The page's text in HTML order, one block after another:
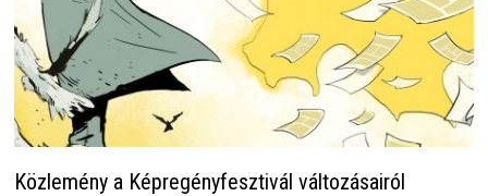
Közlemény a Képregényfesztivál változásairól